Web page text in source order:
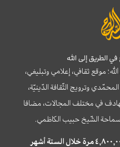
الطريق إلى الله
موقع ثقافي، إعلامي وتبليغي،
وترويج الثّقافة الدّينيّة،
في مختلف المجالات، مضافا
الشّيخ حبيب الكاظمي.
تمّت زيارة موقع سراج ٤,٨٠٠,٠٠٠ مرة خلال الستة أشهر